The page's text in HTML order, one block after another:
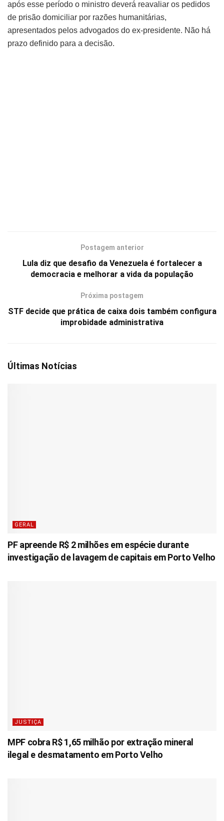
após esse período o ministro deverá reavaliar os pedidos
de prisão domiciliar por razões humanitárias,
apresentados pelos advogados do ex-presidente. Não há
prazo definido para a decisão.
Postagem anterior
Lula diz que desafio da Venezuela é fortalecer a
democracia e melhorar a vida da população
Próxima postagem
STF decide que prática de caixa dois também configura
improbidade administrativa
Últimas Notícias
GERAL
PF apreende R$ 2 milhões em espécie durante
investigação de lavagem de capitais em Porto Velho
JUSTIÇA
MPF cobra R$ 1,65 milhão por extração mineral
ilegal e desmatamento em Porto Velho